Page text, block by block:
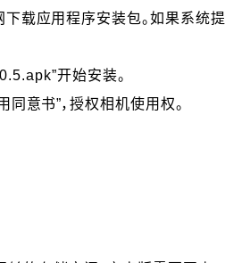
载应用程序安装包。如果系统提
开始安装。
意书”，授权相机使用权。